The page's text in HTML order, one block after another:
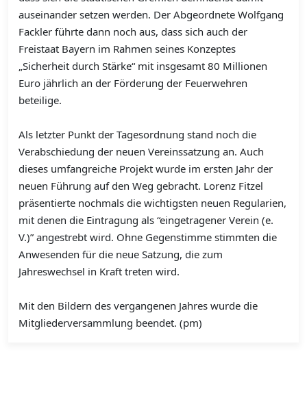
auseinander setzen werden. Der Abgeordnete Wolfgang
Fackler führte dann noch aus, dass sich auch der
Freistaat Bayern im Rahmen seines Konzeptes
„Sicherheit durch Stärke“ mit insgesamt 80 Millionen
Euro jährlich an der Förderung der Feuerwehren
beteilige.
Als letzter Punkt der Tagesordnung stand noch die
Verabschiedung der neuen Vereinssatzung an. Auch
dieses umfangreiche Projekt wurde im ersten Jahr der
neuen Führung auf den Weg gebracht. Lorenz Fitzel
präsentierte nochmals die wichtigsten neuen Regularien,
mit denen die Eintragung als “eingetragener Verein (e.
V.)” angestrebt wird. Ohne Gegenstimme stimmten die
Anwesenden für die neue Satzung, die zum
Jahreswechsel in Kraft treten wird.
Mit den Bildern des vergangenen Jahres wurde die
Mitgliederversammlung beendet. (pm)